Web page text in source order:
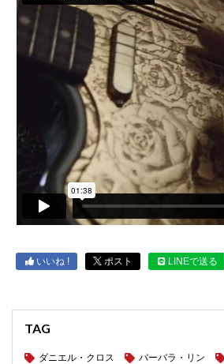
いいね ! ポスト LINEで送る
TAG
ダニエル・クロス バーバラ・リン